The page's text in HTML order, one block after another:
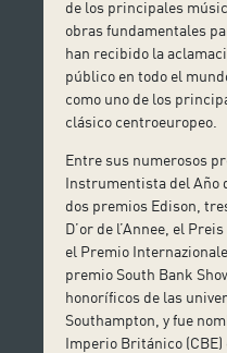
de los principales
obras fundamentales
han recibido la
público en todo el
como uno de los
clásico centroeuropeo.
Entre sus numerosos
Instrumentista del Año
dos premios Edison,
D’or de l’Annee, el
el Premio
premio South Bank
honoríficos de las
Southampton, y fue
Imperio Británico